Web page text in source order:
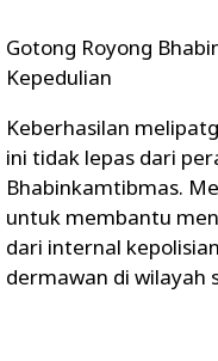
Gotong Royong
Kepedulian
Keberhasilan
ini tidak lepas dari
Bhabinkamtibmas.
untuk membantu
dari internal
dermawan di wilayah